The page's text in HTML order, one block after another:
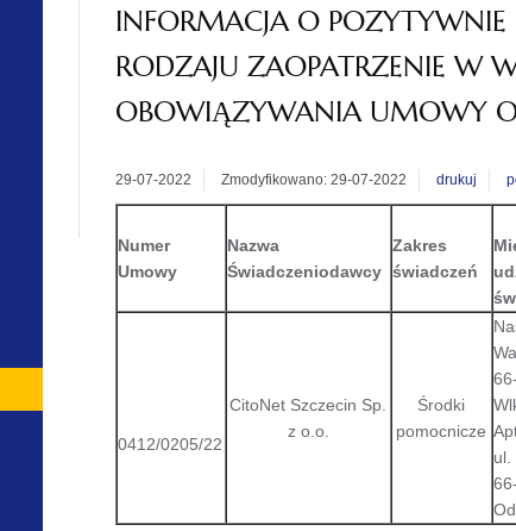
INFORMACJA O
RODZAJU ZAOPATRZENIE W
OBOWIĄZYWANIA UMOWY
29-07-2022 Zmodyfikowano: 29-07-2022 drukuj
Numer
Umowy
Nazwa
Świadczeniodawcy
Zakres
świadczeń
0412/0205/22
CitoNet Szczecin Sp.
z o.o.
Środki
pomocnicze
ul.